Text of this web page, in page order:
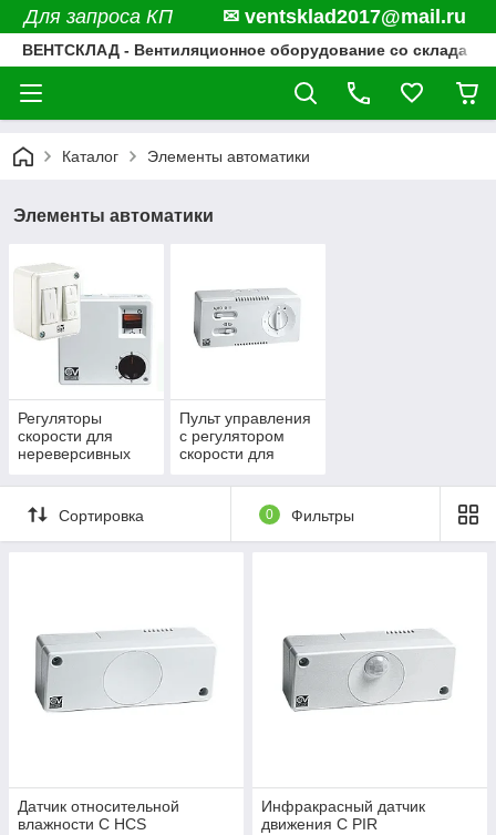
Для запроса КП ✉ ventsklad2017@mail.ru
ВЕНТСКЛАД - Вентиляционное оборудование со склада
Каталог Элементы автоматики
Элементы автоматики
Регуляторы
скорости для
нереверсивных
Пульт управления
с регулятором
скорости для
вентиляторов
Сортировка
0 Фильтры
Датчик относительной
влажности C HCS
Инфракрасный датчик
движения C PIR